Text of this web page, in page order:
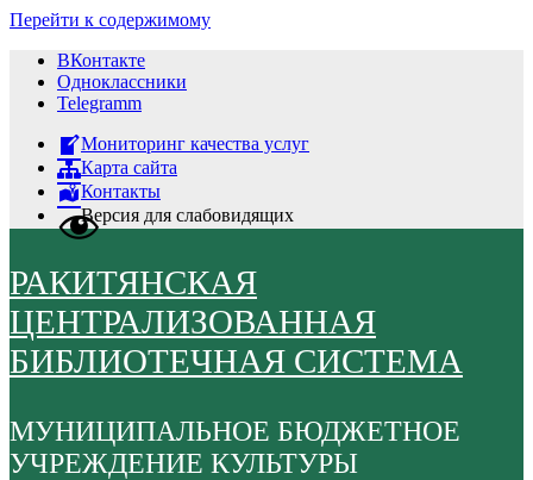
Перейти к содержимому
ВКонтакте
Одноклассники
Telegramm
Мониторинг качества услуг
Карта сайта
Контакты
Версия для слабовидящих
РАКИТЯНСКАЯ
ЦЕНТРАЛИЗОВАННАЯ
БИБЛИОТЕЧНАЯ СИСТЕМА
МУНИЦИПАЛЬНОЕ БЮДЖЕТНОЕ
УЧРЕЖДЕНИЕ КУЛЬТУРЫ